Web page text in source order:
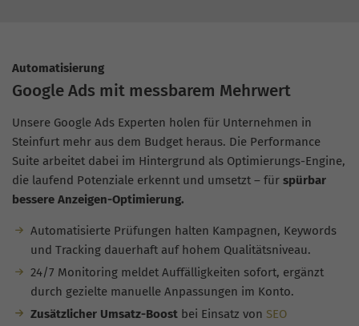
Automatisierung
Google Ads mit messbarem Mehrwert
Unsere Google Ads Experten holen für Unternehmen in
Steinfurt mehr aus dem Budget heraus. Die Performance
Suite arbeitet dabei im Hintergrund als Optimierungs-Engine,
die laufend Potenziale erkennt und umsetzt – für spürbar
bessere Anzeigen-Optimierung.
Automatisierte Prüfungen halten Kampagnen, Keywords
und Tracking dauerhaft auf hohem Qualitätsniveau.
24/7 Monitoring meldet Auffälligkeiten sofort, ergänzt
durch gezielte manuelle Anpassungen im Konto.
Zusätzlicher Umsatz-Boostbei Einsatz von SEO